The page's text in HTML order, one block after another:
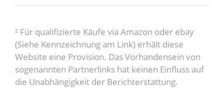
² Für qualifizierte Käufe via Amazon oder ebay
(Siehe Kennzeichnung am Link) erhält diese
Website eine Provision. Das Vorhandensein von
sogenannten Partnerlinks hat keinen Einfluss auf
die Unabhängigkeit der Berichterstattung.